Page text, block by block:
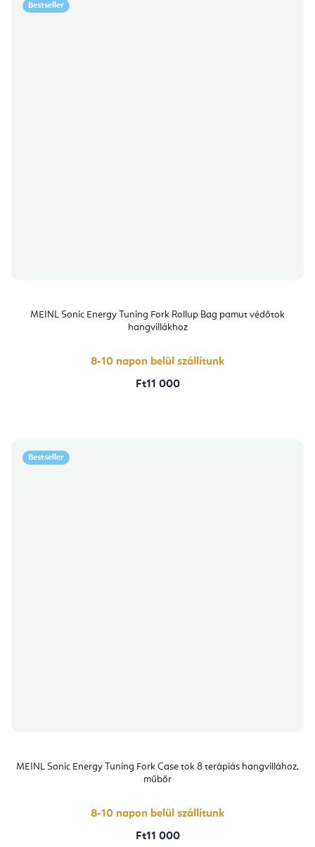
Bestseller
MEINL Sonic Energy Tuning Fork Rollup Bag pamut védőtok
hangvillákhoz
8-10 napon belül szállítunk
Ft11 000
Bestseller
MEINL Sonic Energy Tuning Fork Case tok 8 terápiás hangvillához,
műbőr
8-10 napon belül szállítunk
Ft11 000